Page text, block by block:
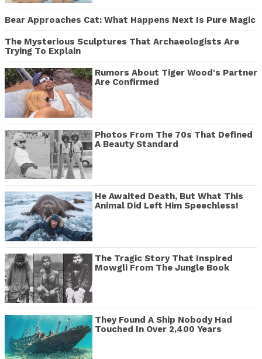
Bear Approaches Cat: What Happens Next Is Pure Magic
The Mysterious Sculptures That Archaeologists Are
Trying To Explain
Rumors About Tiger Wood's Partner
Are Confirmed
Photos From The 70s That Defined
A Beauty Standard
He Awaited Death, But What This
Animal Did Left Him Speechless!
The Tragic Story That Inspired
Mowgli From The Jungle Book
They Found A Ship Nobody Had
Touched In Over 2,400 Years